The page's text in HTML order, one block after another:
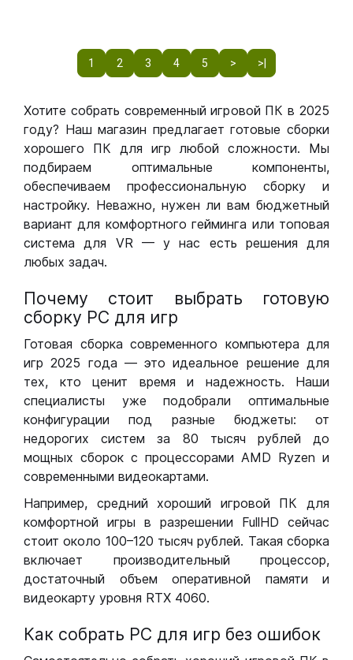
1 2 3 4 5 > >|
Хотите собрать современный игровой ПК в 2025
году? Наш магазин предлагает готовые сборки
хорошего ПК для игр любой сложности. Мы
подбираем оптимальные компоненты,
обеспечиваем профессиональную сборку и
настройку. Неважно, нужен ли вам бюджетный
вариант для комфортного гейминга или топовая
система для VR — у нас есть решения для
любых задач.
Почему стоит выбрать готовую
сборку РС для игр
Готовая сборка современного компьютера для
игр 2025 года — это идеальное решение для
тех, кто ценит время и надежность. Наши
специалисты уже подобрали оптимальные
конфигурации под разные бюджеты: от
недорогих систем за 80 тысяч рублей до
мощных сборок с процессорами AMD Ryzen и
современными видеокартами.
Например, средний хороший игровой ПК для
комфортной игры в разрешении FullHD сейчас
стоит около 100–120 тысяч рублей. Такая сборка
включает производительный процессор,
достаточный объем оперативной памяти и
видеокарту уровня RTX 4060.
Как собрать РС для игр без ошибок